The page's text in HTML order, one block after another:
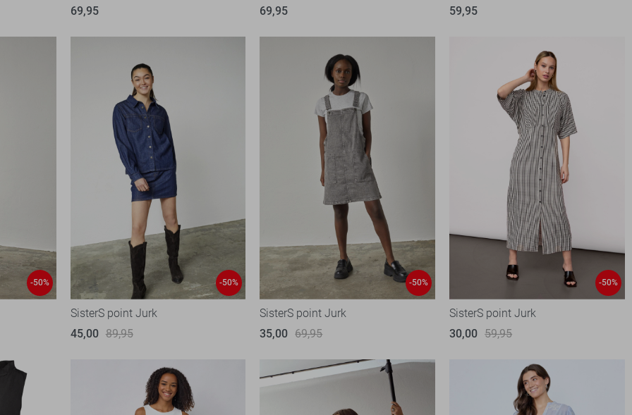
69,95
69,95
59,95
-50% -50%
SisterS point Jurk
45,00 89,95
-50%
SisterS point Jurk
35,00 69,95
-50%
SisterS point Jurk
30,00 59,95